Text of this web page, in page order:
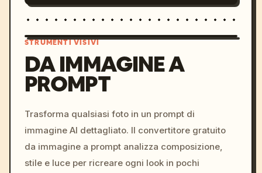
colors, 8k --v 6.0
STRUMENTI VISIVI
DA IMMAGINE A
PROMPT
Trasforma qualsiasi foto in un prompt di
immagine AI dettagliato. Il convertitore gratuito
da immagine a prompt analizza composizione,
stile e luce per ricreare ogni look in pochi